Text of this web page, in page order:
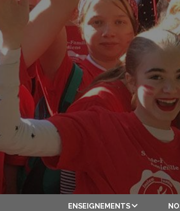
ENSEIGNEMENTS